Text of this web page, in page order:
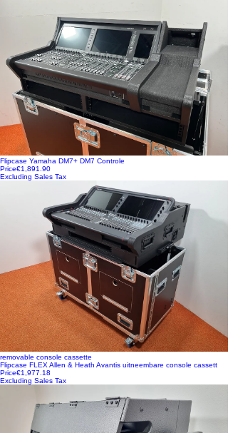
Flipcase Yamaha DM7+ DM7 Controle
Price€1,891.90
Excluding Sales Tax
removable console cassette
Flipcase FLEX Allen & Heath Avantis uitneembare console cassett
Price€1,977.18
Excluding Sales Tax